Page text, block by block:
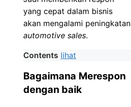
yang cepat dalam bisnis
akan mengalami peningkatan
automotive sales.
Contents lihat
Bagaimana Merespon
dengan baik